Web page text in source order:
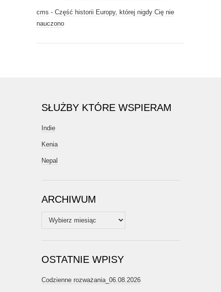
cms - Część historii Europy, której nigdy Cię nie
nauczono
SŁUŻBY KTÓRE WSPIERAM
Indie
Kenia
Nepal
ARCHIWUM
Archiwum
OSTATNIE WPISY
Codzienne rozważania_06.08.2026